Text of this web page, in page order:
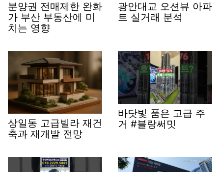
분양권 전매제한 완화
가 부산 부동산에 미
치는 영향
광안대교 오션뷰 아파
트 실거래 분석
상일동 고급빌라 재건
축과 재개발 전망
바닷빛 품은 고급 주
거 #블랑써밋